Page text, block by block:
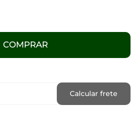
COMPRAR
Calcular frete